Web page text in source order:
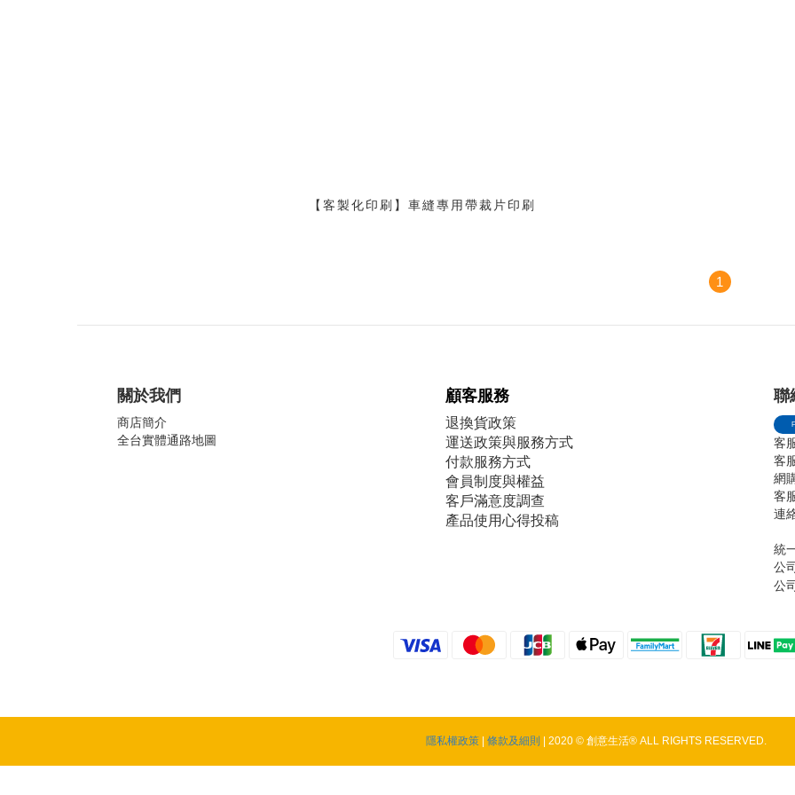
【客製化印刷】車縫專用帶裁片印刷
1
關於我們
商店簡介
全台實體通路地圖
顧客服務
退換貨政策
運送政策與服務方式
付款服務方式
會員制度與權益
客戶滿意度調查
產品使用心得投稿
聯
客
客
網
客
連
統
公
公
隱私權政策 條款及細則 | 2020 © 創意生活® ALL RIGHTS RESERVED.